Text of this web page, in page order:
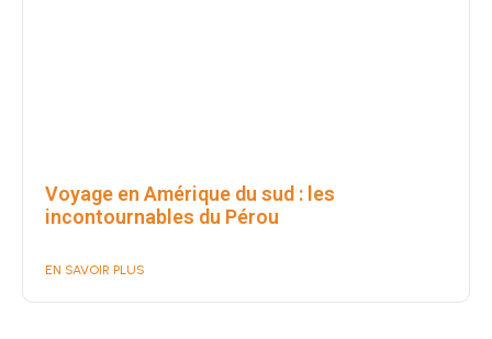
Voyage en Amérique du sud : les
incontournables du Pérou
EN SAVOIR PLUS